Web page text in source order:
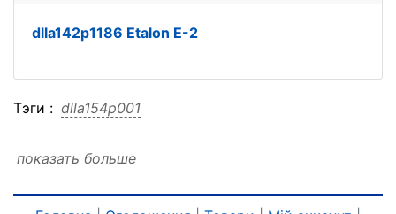
dlla142p1186 Etalon E-2
Тэги : dlla154p001
показать больше